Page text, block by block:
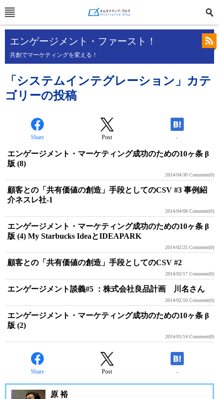
エンゲージメント・ファースト！
共創でマーケティングを変える！
「システムインテグレーション」カテ
ゴリーの投稿
Share Post -
エンゲージメント・マーケティング成功のための10ヶ条 β
版 (8)
2014/04/30 Comment(0)
顧客との「共有価値の創造」手段としてのCSV #3 事例紹
介ネスレ社-1
2014/04/08 Comment(0)
エンゲージメント・マーケティング成功のための10ヶ条 β
版 (4) My Starbucks IdeaとIDEAPARK
2014/02/25 Comment(0)
顧客との「共有価値の創造」手段としてのCSV #2
2014/02/17 Comment(0)
エンゲージメント談義#5 ：株式会社良品計画 川名さん
2014/02/10 Comment(0)
エンゲージメント・マーケティング成功のための10ヶ条 β
版 (2)
2014/01/14 Comment(0)
Share Post -
原 裕